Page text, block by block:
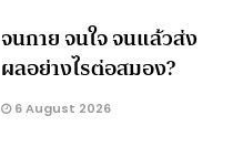
จนกาย จนใจ จนแล้วส่ง
ผลอย่างไรต่อสมอง?
6 August 2026